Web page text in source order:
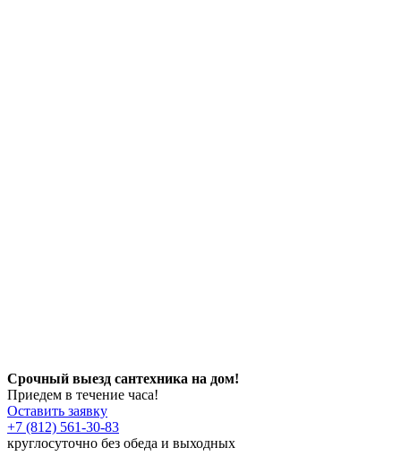
Срочный выезд сантехника на дом!
Приедем в течение часа!
Оставить заявку
+7 (812) 561-30-83
круглосуточно без обеда и выходных